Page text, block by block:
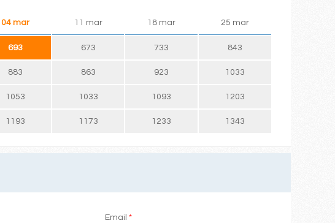
04 mar 11 mar 18 mar 25 mar
693 673 733 843
883 863 923 1033
1053 1033 1093 1203
1193 1173 1233 1343
Email *